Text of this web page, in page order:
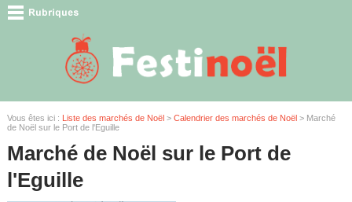
Vous êtes ici : Liste des marchés de Noël> Calendrier des marchés de Noël> Marché
de Noël sur le Port de l'Eguille
Marché de Noël sur le Port de
l'Eguille